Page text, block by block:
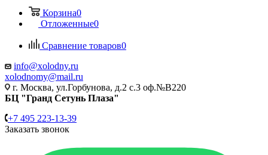
Корзина0
Отложенные0
Сравнение товаров0
info@xolodny.ru
xolodnomy@mail.ru
г. Москва, ул.Горбунова, д.2 с.3 оф.№В220
БЦ "Гранд Сетунь Плаза"
+7 495 223-13-39
Заказать звонок